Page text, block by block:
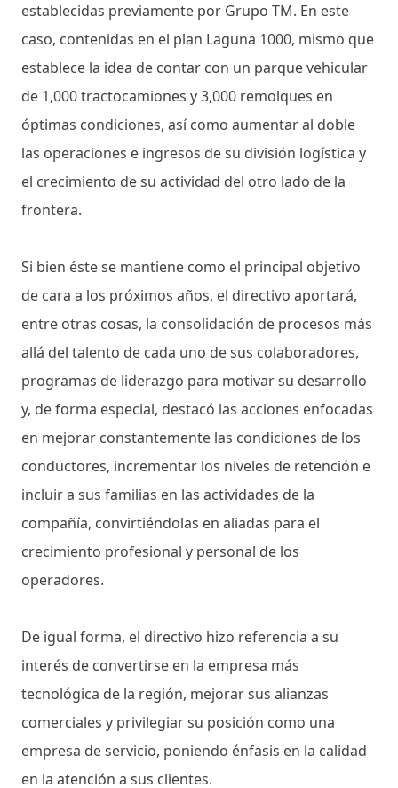
establecidas previamente por Grupo TM. En este
caso, contenidas en el plan Laguna 1000, mismo que
establece la idea de contar con un parque vehicular
de 1,000 tractocamiones y 3,000 remolques en
óptimas condiciones, así como aumentar al doble
las operaciones e ingresos de su división logística y
el crecimiento de su actividad del otro lado de la
frontera.
Si bien éste se mantiene como el principal objetivo
de cara a los próximos años, el directivo aportará,
entre otras cosas, la consolidación de procesos más
allá del talento de cada uno de sus colaboradores,
programas de liderazgo para motivar su desarrollo
y, de forma especial, destacó las acciones enfocadas
en mejorar constantemente las condiciones de los
conductores, incrementar los niveles de retención e
incluir a sus familias en las actividades de la
compañía, convirtiéndolas en aliadas para el
crecimiento profesional y personal de los
operadores.
De igual forma, el directivo hizo referencia a su
interés de convertirse en la empresa más
tecnológica de la región, mejorar sus alianzas
comerciales y privilegiar su posición como una
empresa de servicio, poniendo énfasis en la calidad
en la atención a sus clientes.